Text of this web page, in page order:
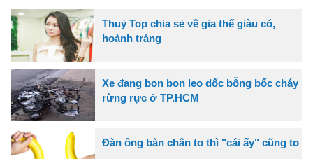
Thuỷ Top chia sẻ về gia thế giàu có,
hoành tráng
Xe đang bon bon leo dốc bỗng bốc cháy
rừng rực ở TP.HCM
Đàn ông bàn chân to thì "cái ấy" cũng to